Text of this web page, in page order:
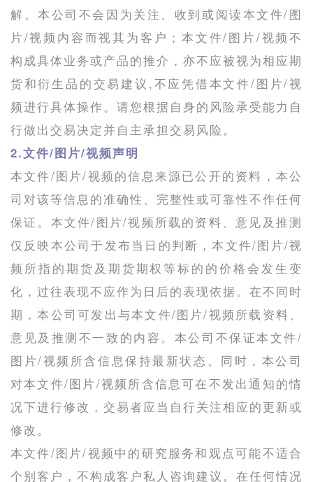
解。本公司不会因为关注、收到或阅读本文件/图
片/视频内容而视其为客户；本文件/图片/视频不
构成具体业务或产品的推介，亦不应被视为相应期
货和衍生品的交易建议,不应凭借本文件/图片/视
频进行具体操作。请您根据自身的风险承受能力自
行做出交易决定并自主承担交易风险。
2.文件/图片/视频声明
本文件/图片/视频的信息来源已公开的资料，本公
司对该等信息的准确性、完整性或可靠性不作任何
保证。本文件/图片/视频所载的资料、意见及推测
仅反映本公司于发布当日的判断，本文件/图片/视
频所指的期货及期货期权等标的的价格会发生变
化，过往表现不应作为日后的表现依据。在不同时
期，本公司可发出与本文件/图片/视频所载资料、
意见及推测不一致的内容。本公司不保证本文件/
图片/视频所含信息保持最新状态。同时，本公司
对本文件/图片/视频所含信息可在不发出通知的情
况下进行修改，交易者应当自行关注相应的更新或
修改。
本文件/图片/视频中的研究服务和观点可能不适合
个别客户，不构成客户私人咨询建议。在任何情况